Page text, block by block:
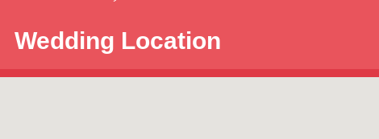
Wedding Location